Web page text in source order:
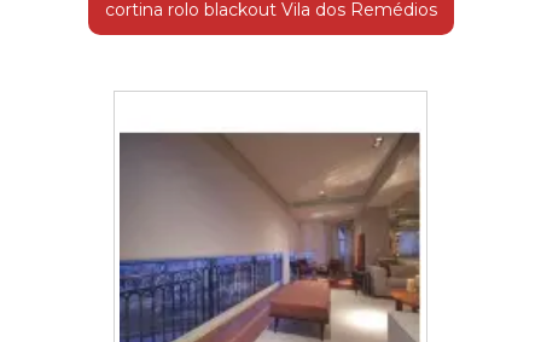
cortina rolo blackout Vila dos Remédios